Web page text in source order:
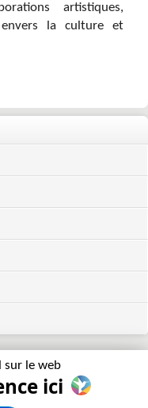
artistiques,
la culture et
sur le web
ici